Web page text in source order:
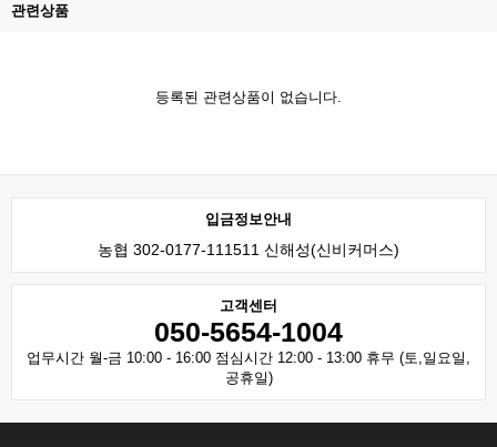
관련상품
등록된 관련상품이 없습니다.
입금정보안내
농협 302-0177-111511 신해성(신비커머스)
고객센터
050-5654-1004
업무시간 월-금 10:00 - 16:00 점심시간 12:00 - 13:00 휴무 (토,일요일,
공휴일)